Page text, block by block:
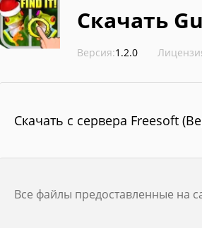
Скачать
Версия:1.2.0
Скачать с сервера Freesoft
Все файлы предоставленные на